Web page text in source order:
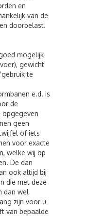
en
van de
doorbelast.
mogelijk
gewicht
te
e.d. is
de
geen
of iets
voor exacte
welke wij op
De dan
ook altijd bij
die met deze
dan wel
zijn voor u
van bepaalde